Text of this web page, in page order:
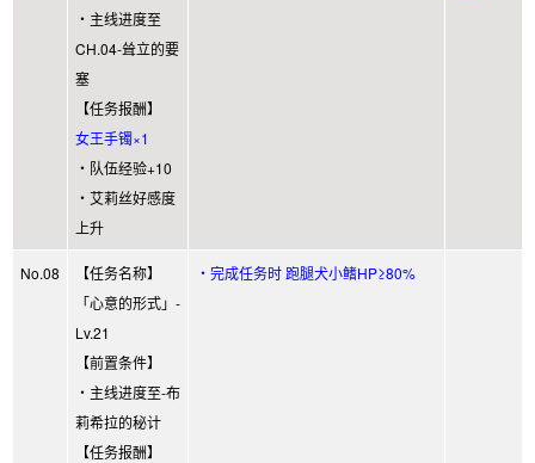
・主线进度至
CH.04-耸立的要
塞
【任务报酬】
女王手镯×1
・队伍经验+10
・艾莉丝好感度
上升
No.08
【任务名称】
「心意的形式」-
Lv.21
【前置条件】
・主线进度至-布
莉希拉的秘计
【任务报酬】
・完成任务时 跑腿犬小鳍HP≥80%